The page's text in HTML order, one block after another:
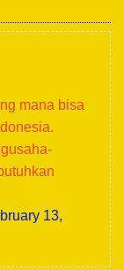
mana bisa
13,